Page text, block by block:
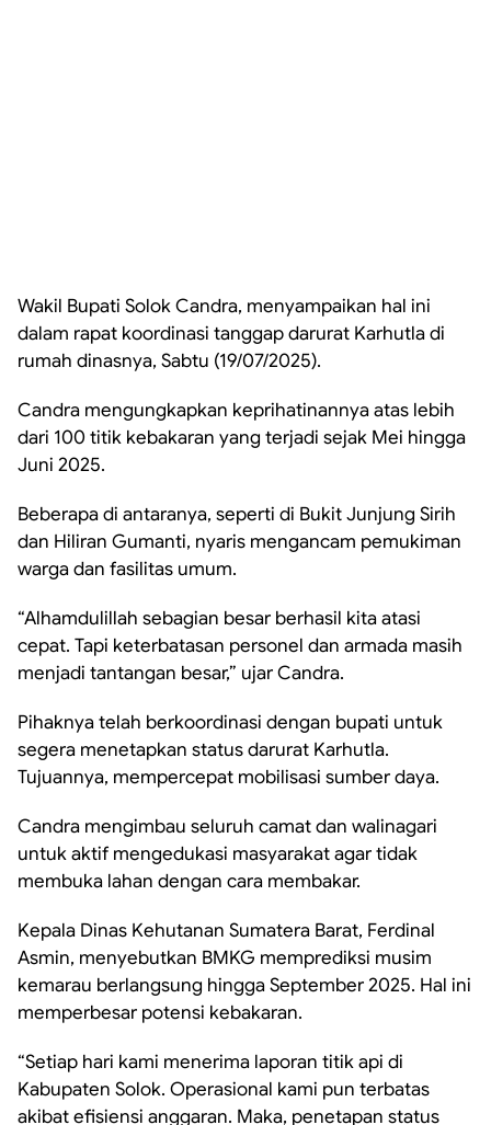
Wakil Bupati Solok Candra, menyampaikan hal ini
dalam rapat koordinasi tanggap darurat Karhutla di
rumah dinasnya, Sabtu (19/07/2025).
Candra mengungkapkan keprihatinannya atas lebih
dari 100 titik kebakaran yang terjadi sejak Mei hingga
Juni 2025.
Beberapa di antaranya, seperti di Bukit Junjung Sirih
dan Hiliran Gumanti, nyaris mengancam pemukiman
warga dan fasilitas umum.
“Alhamdulillah sebagian besar berhasil kita atasi
cepat. Tapi keterbatasan personel dan armada masih
menjadi tantangan besar,” ujar Candra.
Pihaknya telah berkoordinasi dengan bupati untuk
segera menetapkan status darurat Karhutla.
Tujuannya, mempercepat mobilisasi sumber daya.
Candra mengimbau seluruh camat dan walinagari
untuk aktif mengedukasi masyarakat agar tidak
membuka lahan dengan cara membakar.
Kepala Dinas Kehutanan Sumatera Barat, Ferdinal
Asmin, menyebutkan BMKG memprediksi musim
kemarau berlangsung hingga September 2025. Hal ini
memperbesar potensi kebakaran.
“Setiap hari kami menerima laporan titik api di
Kabupaten Solok. Operasional kami pun terbatas
akibat efisiensi anggaran. Maka, penetapan status